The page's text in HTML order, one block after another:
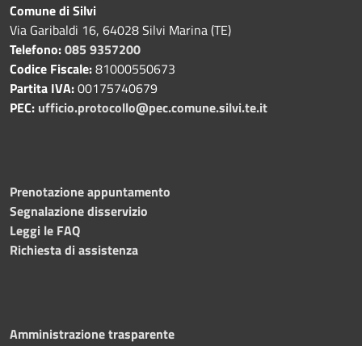
Comune di Silvi
Via Garibaldi 16, 64028 Silvi Marina (TE)
Telefono:085 9357200
Codice Fiscale:81000550673
Partita IVA:00175740679
PEC: ufficio.protocollo@pec.comune.silvi.te.it
Prenotazione appuntamento
Segnalazione disservizio
Leggi le FAQ
Richiesta di assistenza
Amministrazione trasparente